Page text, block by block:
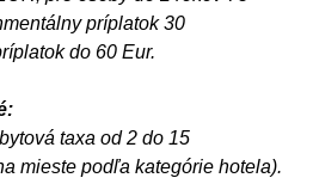
príplatok 30
do 60 Eur.
taxa od 2 do 15
mieste podľa kategórie hotela).